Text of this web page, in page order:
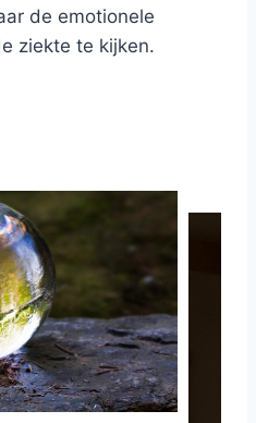
de emotionele
ziekte te kijken.